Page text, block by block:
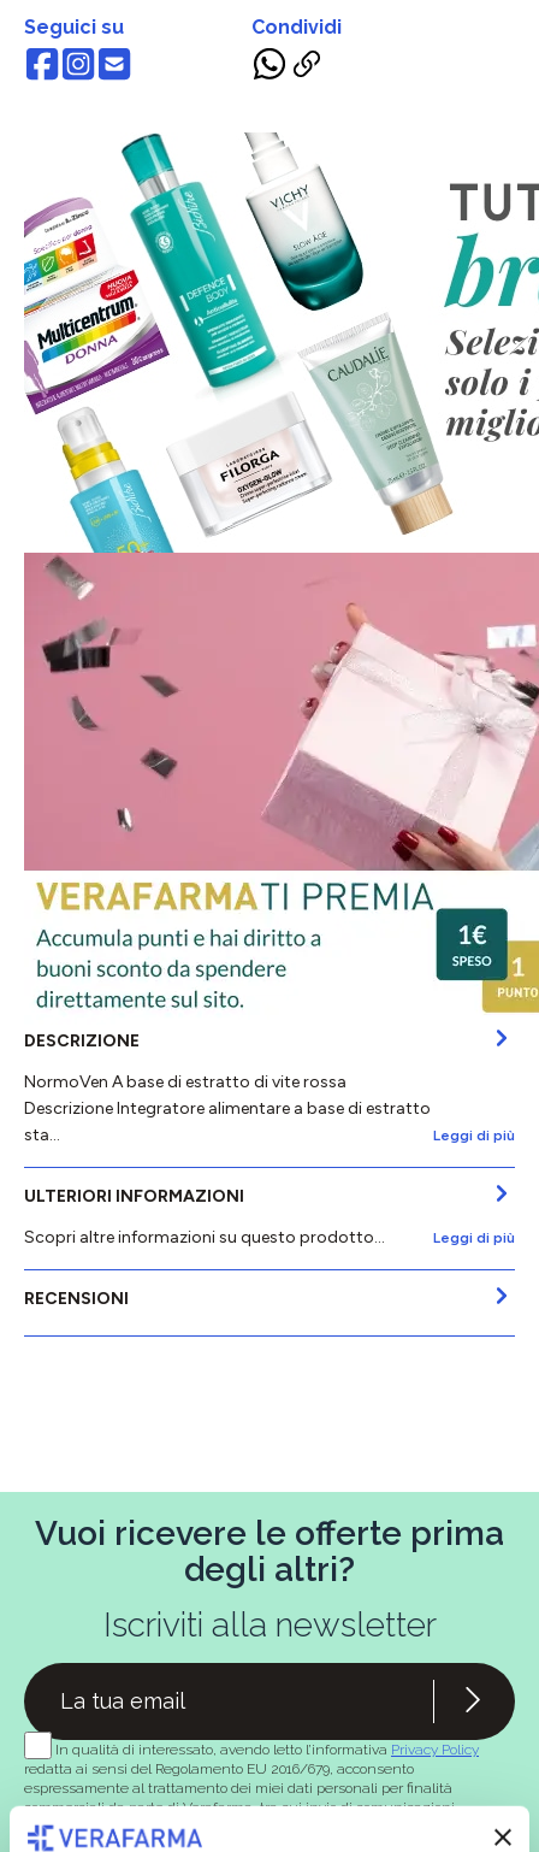
Seguici su Condividi
DESCRIZIONE
NormoVen A base di estratto di vite rossa
Descrizione Integratore alimentare a base di estratto
sta…
Leggi di più
ULTERIORI INFORMAZIONI
Scopri altre informazioni su questo prodotto...
Leggi di più
RECENSIONI
Vuoi ricevere le offerte prima
degli altri?
Iscriviti alla newsletter
In qualità di interessato, avendo letto l’informativa Privacy Policy
redatta ai sensi del Regolamento EU 2016/679, acconsento
espressamente al trattamento dei miei dati personali per finalità
commerciali da parte di Verafarma, tra cui invio di comunicazioni
marketing (con modalità telematiche - quali ad es. newsletter ed e-mail
con inviti e comunicazioni commerciali - e modalità tradizionali, quali ad